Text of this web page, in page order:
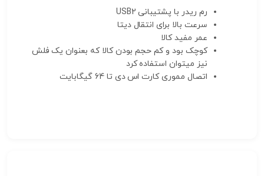
رم ریدر با پشتیبانی USB2
سرعت بالا برای انتقال دیتا
عمر مفید کالا
کوچک بود و کم حجم بودن کالا که بعنوان یک فلش
نیز میتوان استفاده کرد
اتصال مموری کارت اس دی تا 64 گیگابایت